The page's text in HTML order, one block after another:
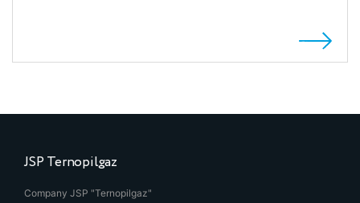
JSP Ternopilgaz
Company JSP "Ternopilgaz"